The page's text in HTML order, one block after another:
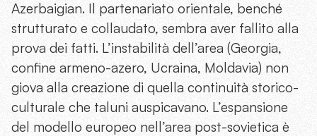
Azerbaigian. Il partenariato orientale, benché
strutturato e collaudato, sembra aver fallito alla
prova dei fatti. L’instabilità dell’area (Georgia,
confine armeno-azero, Ucraina, Moldavia) non
giova alla creazione di quella continuità storico-
culturale che taluni auspicavano. L’espansione
del modello europeo nell’area post-sovietica è